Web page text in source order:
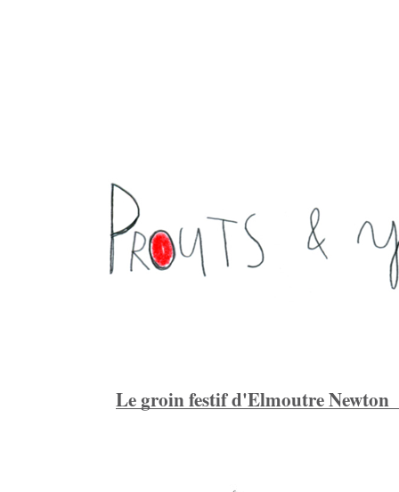
Le groin festif d'Elmoutre Newton